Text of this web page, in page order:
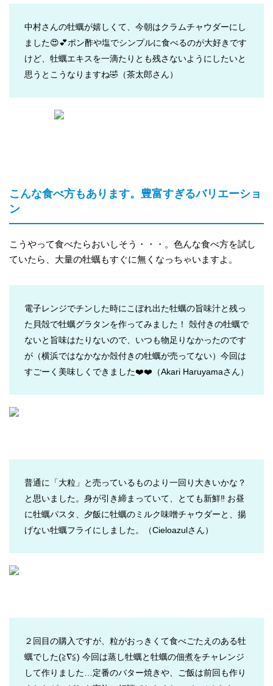
中村さんの牡蠣が嬉しくて、今朝はクラムチャウダーにし
ました😍💕ポン酢や塩でシンプルに食べるのが大好きです
けど、牡蠣エキスを一滴たりとも残さないようにしたいと
思うとこうなりますね🤣 （茶太郎さん）
こんな食べ方もあります。豊富すぎるバリエーショ
ン
こうやって食べたらおいしそう・・・。色んな食べ方を試し
ていたら、大量の牡蠣もすぐに無くなっちゃいますよ。
電子レンジでチンした時にこぼれ出た牡蠣の旨味汁と残っ
た貝殻で牡蠣グラタンを作ってみました！ 殻付きの牡蠣で
ないと旨味はたりないので、いつも物足りなかったのです
が（横浜ではなかなか殻付きの牡蠣が売ってない）今回は
すごーく美味しくできました❤️❤️ （Akari Haruyamaさん）
普通に「大粒」と売っているものより一回り大きいかな？
と思いました。身が引き締まっていて、とても新鮮‼︎ お昼
に牡蠣パスタ、夕飯に牡蠣のミルク味噌チャウダーと、揚
げない牡蠣フライにしました。
（Cieloazulさん）
２回目の購入ですが、粒がおっきくて食べごたえのある牡
蠣でした(≧∇≦) 今回は蒸し牡蠣と牡蠣の佃煮をチャレンジ
して作りました…定番のバター焼きや、ご飯は前回も作り